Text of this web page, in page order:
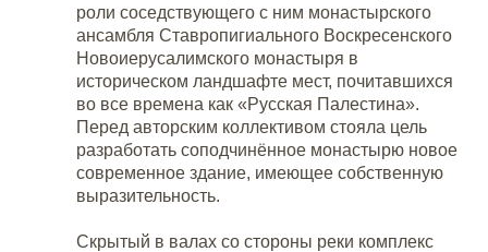
роли соседствующего с ним монастырского
ансамбля Ставропигиального Воскресенского
Новоиерусалимского монастыря в
историческом ландшафте мест, почитавшихся
во все времена как «Русская Палестина».
Перед авторским коллективом стояла цель
разработать соподчинённое монастырю новое
современное здание, имеющее собственную
выразительность.
Скрытый в валах со стороны реки комплекс